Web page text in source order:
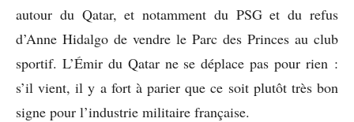
autour du Qatar, et notamment du PSG et du refus
d’Anne Hidalgo de vendre le Parc des Princes au club
sportif. L’Émir du Qatar ne se déplace pas pour rien :
s’il vient, il y a fort à parier que ce soit plutôt très bon
signe pour l’industrie militaire française.